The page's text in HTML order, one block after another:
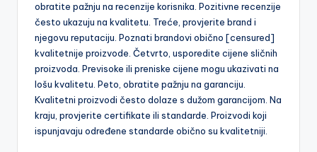
obratite pažnju na recenzije korisnika. Pozitivne recenzije
često ukazuju na kvalitetu. Treće, provjerite brand i
njegovu reputaciju. Poznati brandovi obično [censured]
kvalitetnije proizvode. Četvrto, usporedite cijene sličnih
proizvoda. Previsoke ili preniske cijene mogu ukazivati na
lošu kvalitetu. Peto, obratite pažnju na garanciju.
Kvalitetni proizvodi često dolaze s dužom garancijom. Na
kraju, provjerite certifikate ili standarde. Proizvodi koji
ispunjavaju određene standarde obično su kvalitetniji.